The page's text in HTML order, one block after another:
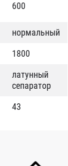
600
нормальный
1800
латунный
сепаратор
43